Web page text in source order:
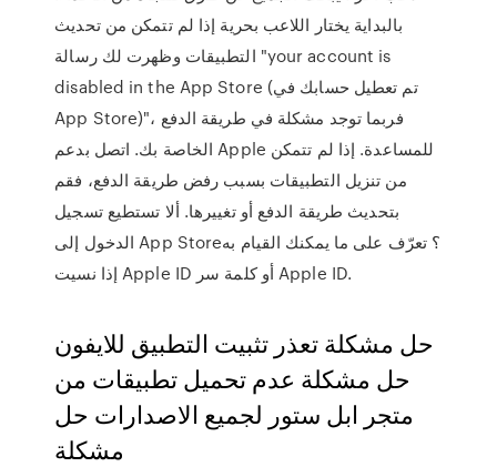
بالبداية يختار اللاعب بحرية إذا لم تتمكن من تحديث
التطبيقات وظهرت لك رسالة "your account is
disabled in the App Store (تم تعطيل حسابك في
App Store)"، فربما توجد مشكلة في طريقة الدفع
الخاصة بك. اتصل بدعم Apple للمساعدة. إذا لم تتمكن
من تنزيل التطبيقات بسبب رفض طريقة الدفع، فقم
بتحديث طريقة الدفع أو تغييرها. ألا تستطيع تسجيل
الدخول إلى App Store؟ تعرّف على ما يمكنك القيام به
إذا نسيت Apple ID أو كلمة سر Apple ID.
حل مشكلة تعذر تثبيت التطبيق للايفون
حل مشكلة عدم تحميل تطبيقات من
متجر ابل ستور لجميع الاصدارات حل
مشكلة